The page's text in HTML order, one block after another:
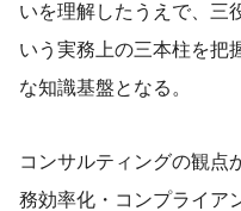
いを理解したうえで、三
いう実務上の三本柱を把
な知識基盤となる。
コンサルティングの観点
務効率化・コンプライア